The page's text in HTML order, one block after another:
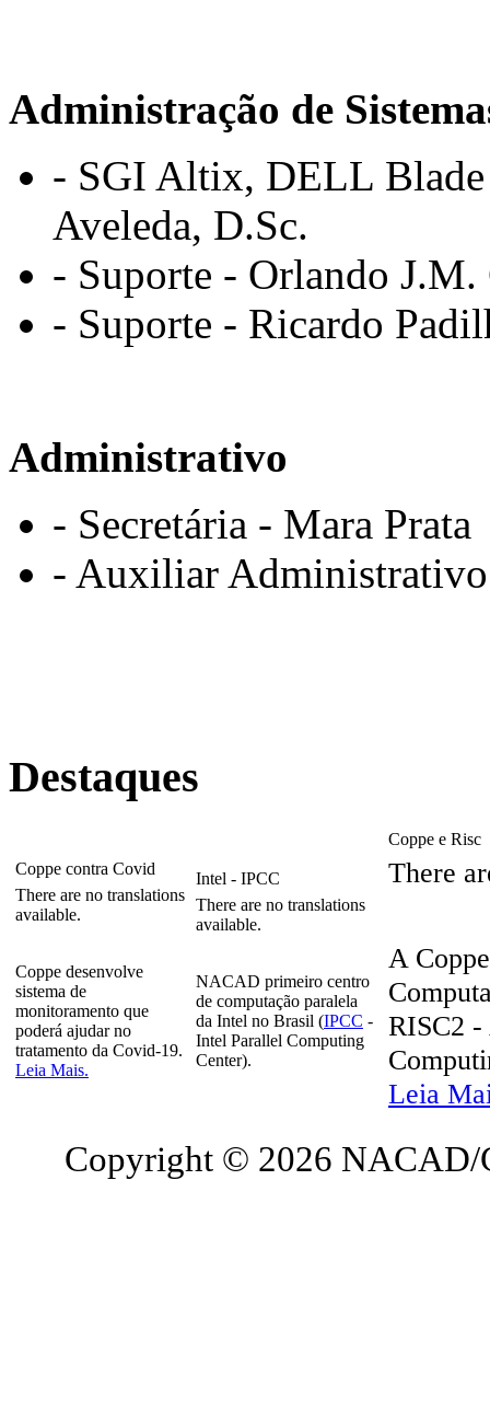
Administração de
- SGI Altix, DELL
Aveleda, D.Sc.
- Suporte - Orlando J.M.
- Suporte - Ricardo
Administrativo
- Secretária - Mara Prata
- Auxiliar
Destaques
Coppe contra Covid
There are no translations
available.
Coppe desenvolve
sistema de
monitoramento que
poderá ajudar no
tratamento da Covid-19.
Leia Mais.
Intel - IPCC
There are no translations
available.
NACAD primeiro centro
de computação paralela
da Intel no Brasil (IPCC -
Intel Parallel Computing
Center).
Coppe e Risc
There
A
RISC2
Leia
Copyright © 2026 NACAD/